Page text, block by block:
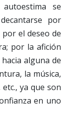
se
por
el deseo de
por la afición
alguna de
la música,
ya que son
en uno